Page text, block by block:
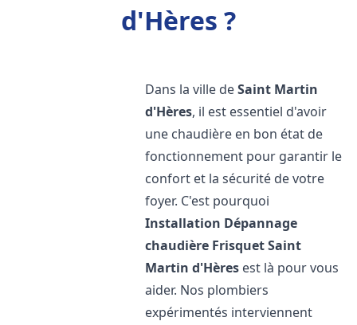
d'Hères ?
Dans la ville deSaint Martin
d'Hères, il est essentiel d'avoir
une chaudière en bon état de
fonctionnement pour garantir le
confort et la sécurité de votre
foyer. C'est pourquoi
Installation Dépannage
chaudière FrisquetSaint
Martin d'Hères est là pour vous
aider. Nos plombiers
expérimentés interviennent